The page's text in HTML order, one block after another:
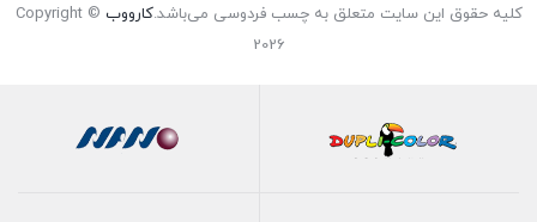
کلیه حقوق این سایت متعلق به چسب فردوسی می‌باشد.کارووب Copyright ©
2026